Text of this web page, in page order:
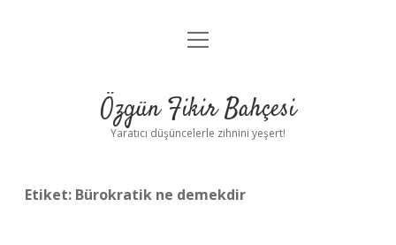
Anasayfa
Yasal Uyarı
menüyü
Özgün Fikir Bahçesi
Yaratıcı düşüncelerle zihnini yeşert!
Etiket: Bürokratik ne demekdir